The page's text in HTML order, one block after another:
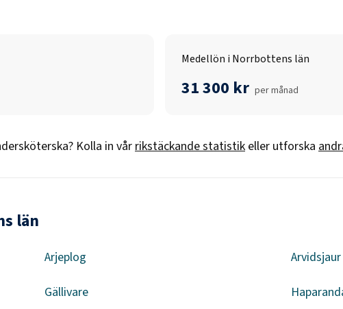
Medellön i Norrbottens län
31 300 kr per månad
? Kolla in vårrikstäckande statistik eller utforska
län
Arjeplog Arvidsjaur
Gällivare